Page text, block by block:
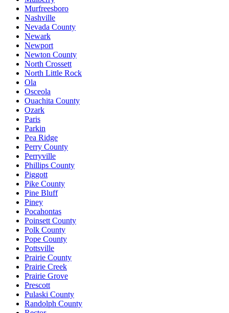
Murfreesboro
Nashville
Nevada County
Newark
Newport
Newton County
North Crossett
North Little Rock
Ola
Osceola
Ouachita County
Ozark
Paris
Parkin
Pea Ridge
Perry County
Perryville
Phillips County
Piggott
Pike County
Pine Bluff
Piney
Pocahontas
Poinsett County
Polk County
Pope County
Pottsville
Prairie County
Prairie Creek
Prairie Grove
Prescott
Pulaski County
Randolph County